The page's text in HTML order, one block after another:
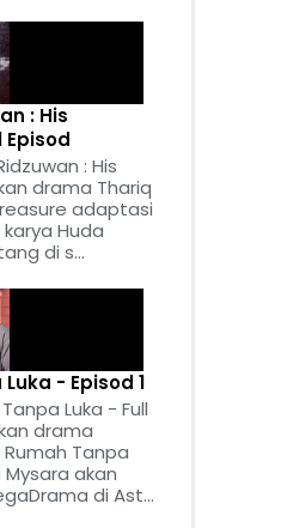
: His
Episod
: His
drama Thariq
adaptasi
Huda
di s...
- Episod 1
Luka - Full
drama
Tanpa
Mysara akan
di Ast...